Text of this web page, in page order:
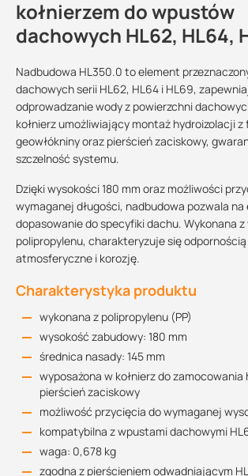
kołnierzem do wpustów
dachowych HL62, HL64,
Nadbudowa HL350.0 to element
dachowych serii HL62, HL64 i HL69,
odprowadzanie wody z powierzchni
kołnierz umożliwiający montaż hydroizolacji z
geowłókniny oraz pierścień zaciskowy,
szczelność systemu.
Dzięki wysokości 180 mm oraz możliwości
wymaganej długości, nadbudowa pozwala
dopasowanie do specyfiki dachu. Wykonana
polipropylenu, charakteryzuje się
atmosferyczne i korozję.
Charakterystyka produktu
wykonana z polipropylenu (PP)
wysokość zabudowy: 180 mm
średnica nasady: 145 mm
wyposażona w kołnierz do zamocowania
pierścień zaciskowy
możliwość przycięcia do wymaganej
kompatybilna z wpustami dachowymi
waga: 0,678 kg
zgodna z pierścieniem odwadniającym